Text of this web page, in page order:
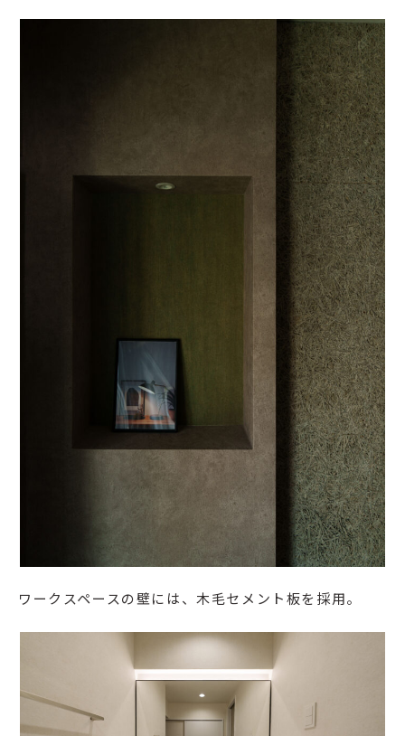
ワークスペースの壁には、木毛セメント板を採用。